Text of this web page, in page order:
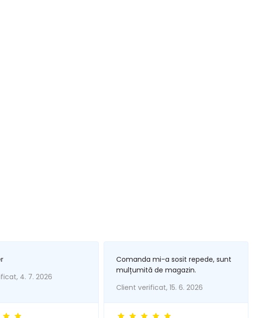
4. 7. 2026
Comanda mi-a sosit repede, sunt
mulțumită de magazin.
Client verificat, 15. 6. 2026